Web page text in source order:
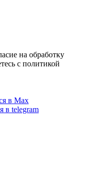
на обработку
c политикой